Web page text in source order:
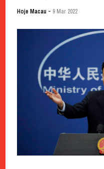
Hoje Macau - 9 Mar 2022